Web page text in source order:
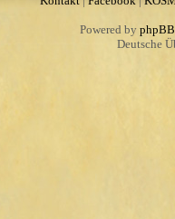
Powered by phpBB
Deutsche